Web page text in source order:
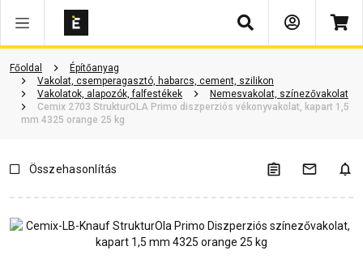
Keresés
Főoldal
Építőanyag
Vakolat, csemperagasztó, habarcs, cement, szilikon
Vakolatok, alapozók, falfestékek
Nemesvakolat, színezővakolat
Cemix 2703 StrukturOLA Primo diszperziós vékonyvakolat, kapart 1,5
mm 4325 orange 25 kg
Vásárlói vélemények Kérdések és válaszok Kapcsolódó cikkek
Összehasonlítás